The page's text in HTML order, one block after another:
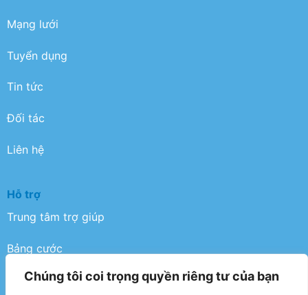
Chúng tôi coi trọng quyền riêng tư của bạn
Mạng lưới
Tuyển dụng
Tin tức
Đối tác
Liên hệ
Hỗ trợ
Trung tâm trợ giúp
Bảng cước
Điều khoản